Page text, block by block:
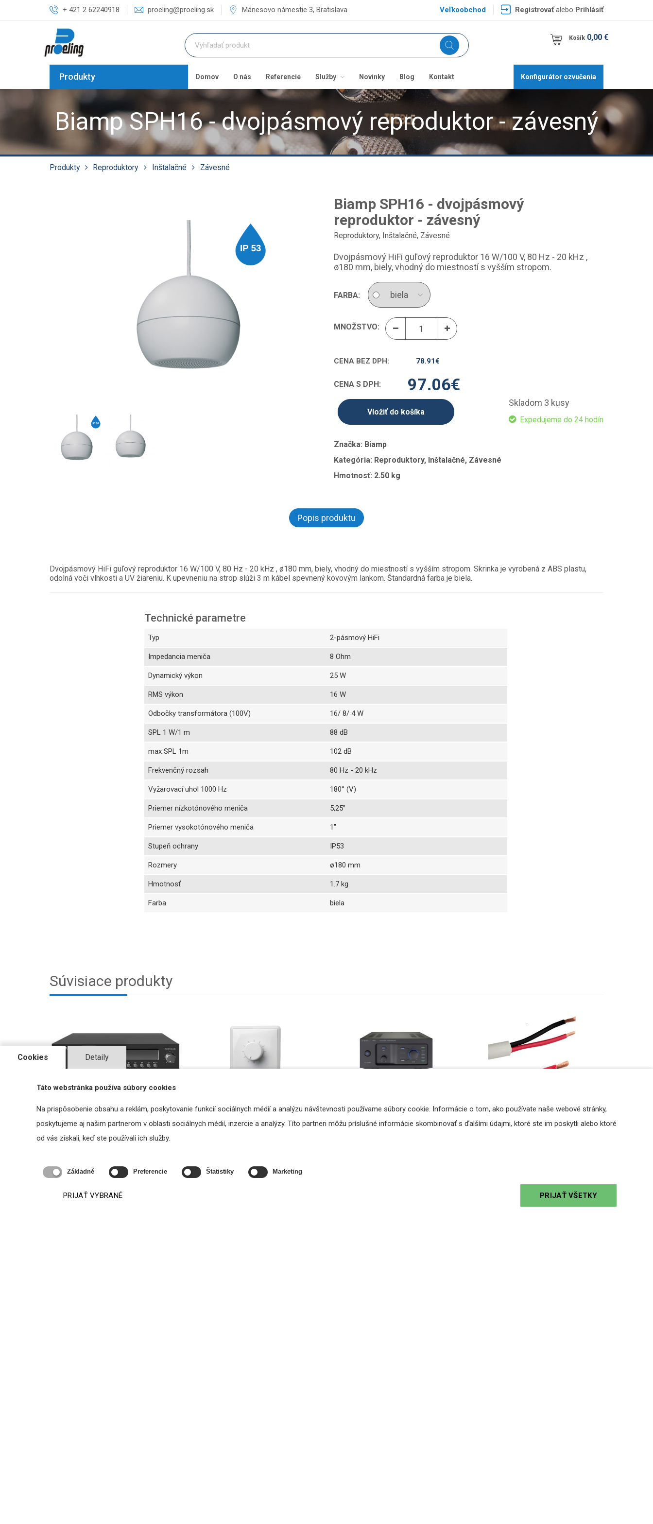
+ 421 2 62240918 proeling@proeling.sk Mánesovo námestie 3, Bratislava Veľkoobchod Registrovaťalebo Prihlásiť
Košík 0,00 €
Produkty Domov O nás Referencie Služby Novinky Blog Kontakt Konfigurátor ozvučenia
Biamp SPH16 - dvojpásmový reproduktor - závesný
Produkty Reproduktory Inštalačné Závesné
Biamp SPH16 - dvojpásmový
reproduktor - závesný
Reproduktory, Inštalačné, Závesné
Dvojpásmový HiFi guľový reproduktor 16 W/100 V, 80 Hz - 20 kHz ,
ø180 mm, biely, vhodný do miestností s vyšším stropom.
FARBA:
MNOŽSTVO:
CENA BEZ DPH: 78.91€
CENA S DPH: 97.06€
Skladom 3 kusy
Expedujeme do 24 hodín
Vložiť do košíka
Značka: Biamp
Kategória: Reproduktory, Inštalačné, Závesné
Hmotnosť: 2.50 kg
Popis produktu
Dvojpásmový HiFi guľový reproduktor 16 W/100 V, 80 Hz - 20 kHz , ø180 mm, biely, vhodný do miestností s vyšším stropom. Skrinka je vyrobená z ABS plastu,
odolná voči vlhkosti a UV žiareniu. K upevneniu na strop slúži 3 m kábel spevnený kovovým lankom. Štandardná farba je biela.
Technické parametre
Typ 2-pásmový HiFi
Impedancia meniča 8 Ohm
Dynamický výkon 25 W
RMS výkon 16 W
Odbočky transformátora (100V) 16/ 8/ 4 W
SPL 1 W/1 m 88 dB
max SPL 1m 102 dB
Frekvenčný rozsah 80 Hz - 20 kHz
Vyžarovací uhol 1000 Hz 180° (V)
Priemer nízkotónového meniča 5,25″
Priemer vysokotónového meniča 1″
Stupeň ochrany IP53
Rozmery ø180 mm
Hmotnosť 1.7 kg
Farba biela
Súvisiace produkty
AMC DMPA 60 Light - zosilňovač s
248,46 €s DPH
Biamp E-VOL20 - regulátor hlasitosti
Biamp MA60 zosilňovač
SP-1.5/2-LSZH - reproduktorový
Cookies Detaily
Táto webstránka používa súbory cookies
Na prispôsobenie obsahu a reklám, poskytovanie funkcií sociálnych médií a analýzu návštevnosti používame súbory cookie. Informácie o tom, ako používate naše webové stránky,
poskytujeme aj našim partnerom v oblasti sociálnych médií, inzercie a analýzy. Títo partneri môžu príslušné informácie skombinovať s ďalšími údajmi, ktoré ste im poskytli alebo ktoré
od vás získali, keď ste používali ich služby.
Základné Preferencie Štatistiky Marketing
PRIJAŤ VYBRANÉ PRIJAŤ VŠETKY